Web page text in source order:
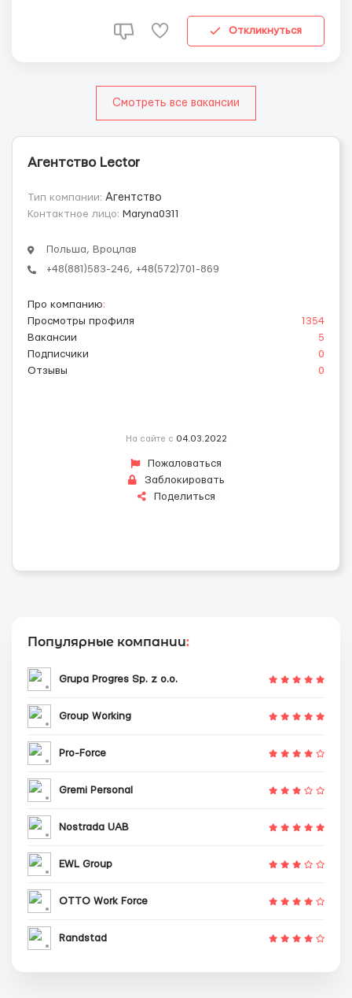
период обучения 16 зл/ч, с слел мес 18...Откликнуться
Смотреть все вакансии
Агентство Lector
Тип компании: Агентство
Контактное лицо: Maryna0311
Польша, Вроцлав
+48(881)583-246, +48(572)701-869
Про компанию:
Просмотры профиля
1354
Вакансии
5
Подписчики
0
Отзывы
0
На сайте с 04.03.2022
Пожаловаться
Заблокировать
Поделиться
Популярные компании:
Grupa Progres Sp. z o.o.
Group Working
Pro-Force
Gremi Personal
Nostrada UAB
EWL Group
OTTO Work Force
Randstad